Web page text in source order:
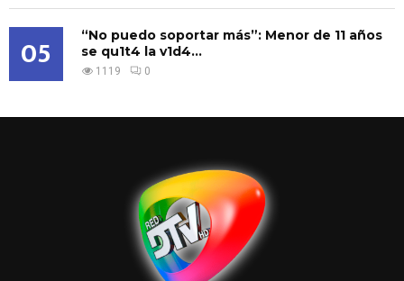
05
“No puedo soportar más”: Menor de 11 años
se qu1t4 la v1d4...
1119 0